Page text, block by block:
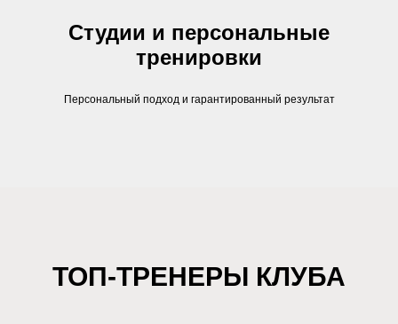
Студии и персональные
тренировки
Персональный подход и гарантированный результат
ТОП-ТРЕНЕРЫ КЛУБА